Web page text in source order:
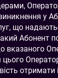
у
що
Абонент
вказаного